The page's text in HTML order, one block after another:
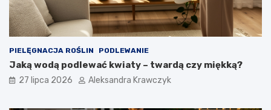
PIELĘGNACJA ROŚLIN PODLEWANIE
Jaką wodą podlewać kwiaty – twardą czy miękką?
27 lipca 2026 Aleksandra Krawczyk